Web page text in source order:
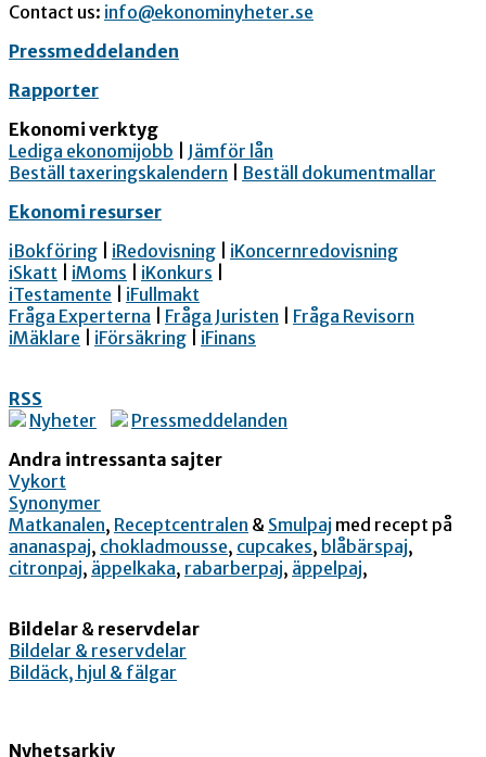
Contact us: info@ekonominyheter.se
Pressmeddelanden
Rapporter
Ekonomi verktyg
Lediga ekonomijobb
Jämför lån
Beställ taxeringskalendern
Beställ dokumentmallar
Ekonomi resurser
iBokföring
iRedovisning
iKoncernredovisning
iSkatt
iMoms iKonkurs
iTestamente
iFullmakt
Fråga Experterna
Fråga Juristen
Fråga Revisorn
iMäklare
iFörsäkring iFinans
RSS
Nyheter
Pressmeddelanden
Andra intressanta sajter
Vykort
Synonymer
Matkanalen, Receptcentralen & Smulpaj med recept på
ananaspaj, chokladmousse, cupcakes, blåbärspaj,
citronpaj, äppelkaka, rabarberpaj, äppelpaj,
Bildelar & reservdelar
Bildelar & reservdelar
Bildäck, hjul & fälgar
Nyhetsarkiv